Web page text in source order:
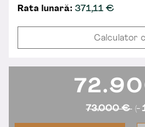
Rata lunară: 371,11€
Calculator
73.000 € (-